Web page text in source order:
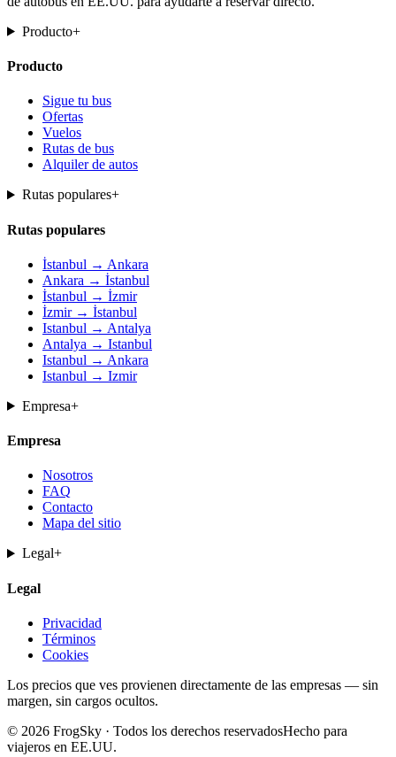
Producto+
Producto
Sigue tu bus
Ofertas
Vuelos
Rutas de bus
Alquiler de autos
Rutas populares+
Rutas populares
İstanbul → Ankara
Ankara → İstanbul
İstanbul → İzmir
İzmir → İstanbul
Istanbul → Antalya
Antalya → Istanbul
Istanbul → Ankara
Istanbul → Izmir
Empresa+
Empresa
Nosotros
FAQ
Contacto
Mapa del sitio
Legal+
Legal
Privacidad
Términos
Cookies
Los precios que ves provienen directamente de las empresas — sin
margen, sin cargos ocultos.
© 2026 FrogSky · Todos los derechos reservadosHecho para
viajeros en EE.UU.